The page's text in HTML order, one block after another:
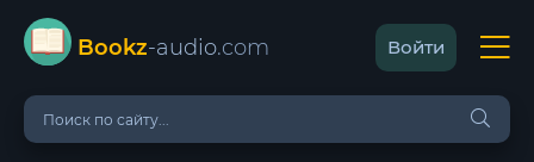
Bookz-audio.com Войти